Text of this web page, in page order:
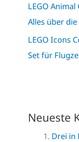
LEGO
Alles über die
LEGO Icons
Set für
Neueste
Drei in